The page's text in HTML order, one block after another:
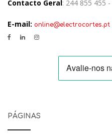
Contacto Geral: 244 855 455 -
E-mail: online@electrocortes.pt
PÁGINAS